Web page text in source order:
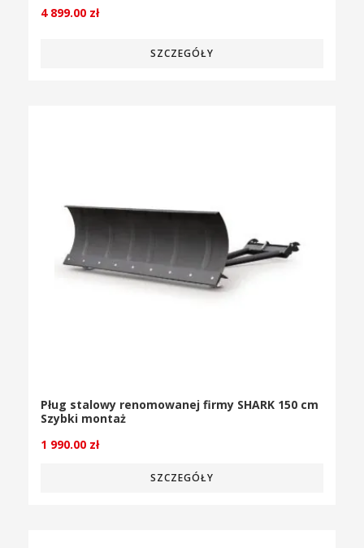
4 899.00 zł
SZCZEGÓŁY
Pług stalowy renomowanej firmy SHARK 150 cm
Szybki montaż
1 990.00 zł
SZCZEGÓŁY